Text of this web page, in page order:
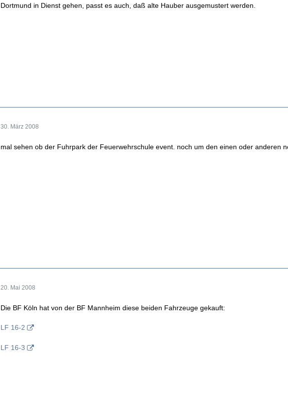
Dortmund in Dienst gehen, passt es auch, daß alte Hauber ausgemustert werden.
30. März 2008
mal sehen ob der Fuhrpark der Feuerwehrschule event. noch um den einen oder anderen
20. Mai 2008
Die BF Köln hat von der BF Mannheim diese beiden Fahrzeuge gekauft:
LF 16-2
LF 16-3